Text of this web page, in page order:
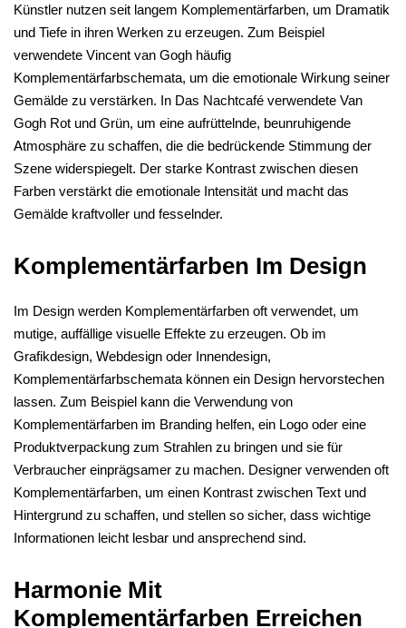
Künstler nutzen seit langem Komplementärfarben, um Dramatik
und Tiefe in ihren Werken zu erzeugen. Zum Beispiel
verwendete Vincent van Gogh häufig
Komplementärfarbschemata, um die emotionale Wirkung seiner
Gemälde zu verstärken. In Das Nachtcafé verwendete Van
Gogh Rot und Grün, um eine aufrüttelnde, beunruhigende
Atmosphäre zu schaffen, die die bedrückende Stimmung der
Szene widerspiegelt. Der starke Kontrast zwischen diesen
Farben verstärkt die emotionale Intensität und macht das
Gemälde kraftvoller und fesselnder.
Komplementärfarben Im Design
Im Design werden Komplementärfarben oft verwendet, um
mutige, auffällige visuelle Effekte zu erzeugen. Ob im
Grafikdesign, Webdesign oder Innendesign,
Komplementärfarbschemata können ein Design hervorstechen
lassen. Zum Beispiel kann die Verwendung von
Komplementärfarben im Branding helfen, ein Logo oder eine
Produktverpackung zum Strahlen zu bringen und sie für
Verbraucher einprägsamer zu machen. Designer verwenden oft
Komplementärfarben, um einen Kontrast zwischen Text und
Hintergrund zu schaffen, und stellen so sicher, dass wichtige
Informationen leicht lesbar und ansprechend sind.
Harmonie Mit
Komplementärfarben Erreichen